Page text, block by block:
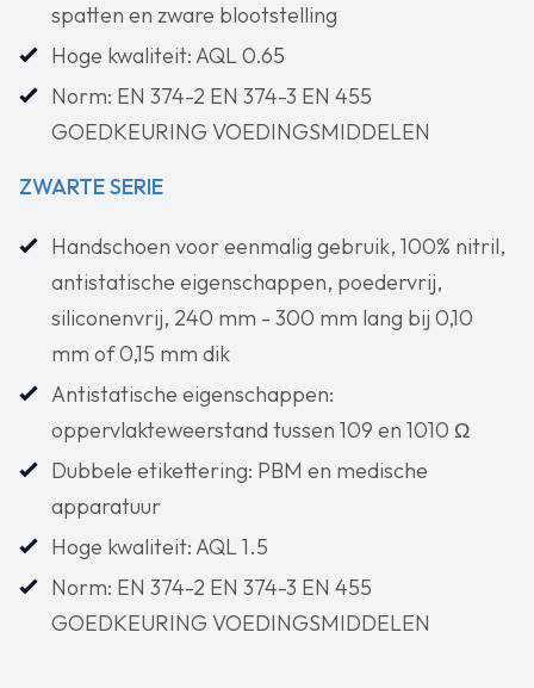
spatten en zware blootstelling
Hoge kwaliteit: AQL 0.65
Norm: EN 374-2 EN 374-3 EN 455
GOEDKEURING VOEDINGSMIDDELEN
ZWARTE SERIE
Handschoen voor eenmalig gebruik, 100% nitril,
antistatische eigenschappen, poedervrij,
siliconenvrij, 240 mm - 300 mm lang bij 0,10
mm of 0,15 mm dik
Antistatische eigenschappen:
oppervlakteweerstand tussen 109 en 1010 Ω
Dubbele etikettering: PBM en medische
apparatuur
Hoge kwaliteit: AQL 1.5
Norm: EN 374-2 EN 374-3 EN 455
GOEDKEURING VOEDINGSMIDDELEN